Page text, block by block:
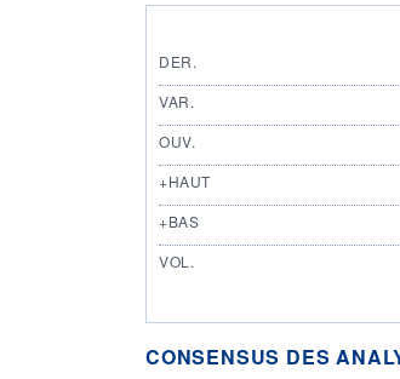
DER.
VAR.
OUV.
+HAUT
+BAS
VOL.
CONSENSUS DES